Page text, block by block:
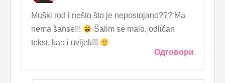
Muški rod i nešto što je nepostojano??? Ma
nema šanse!!!
Šalim se malo, odličan
tekst, kao i uvijek!!!
Одговори